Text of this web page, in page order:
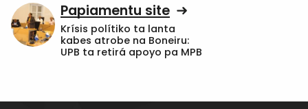
Papiamentu site
Krísis polítiko ta lanta
kabes atrobe na Boneiru:
UPB ta retirá apoyo pa MPB